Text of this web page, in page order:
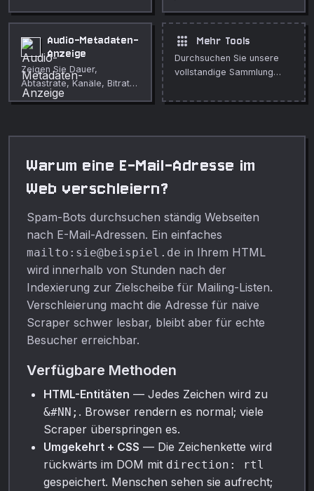
Suchbegriffe in einer PDF
mit halbtransparenten
Farbüberlagerungen.
Audio-Metadaten-
Anzeige
Zeigen Sie Dauer,
Abtastrate, Kanäle, Bitrate
und ID3-Tags beliebiger
privat.
apps Mehr Tools
Durchsuchen Sie unsere
vollstandige Sammlung
Warum eine E-Mail-Adresse im
Web verschleiern?
Spam-Bots durchsuchen ständig Webseiten
nach E-Mail-Adressen. Ein einfaches
mailto: sie@beispiel.de in Ihrem HTML
wird innerhalb von Stunden nach der
Indexierung zur Zielscheibe für Mailing-Listen.
Verschleierung macht die Adresse für naive
Scraper schwer lesbar, bleibt aber für echte
Besucher erreichbar.
Verfügbare Methoden
HTML-Entitäten — Jedes Zeichen wird zu
&#NN; . Browser rendern es normal; viele
Scraper überspringen es.
Umgekehrt + CSS — Die Zeichenkette wird
rückwärts im DOM mit direction: rtl
gespeichert. Menschen sehen sie aufrecht;